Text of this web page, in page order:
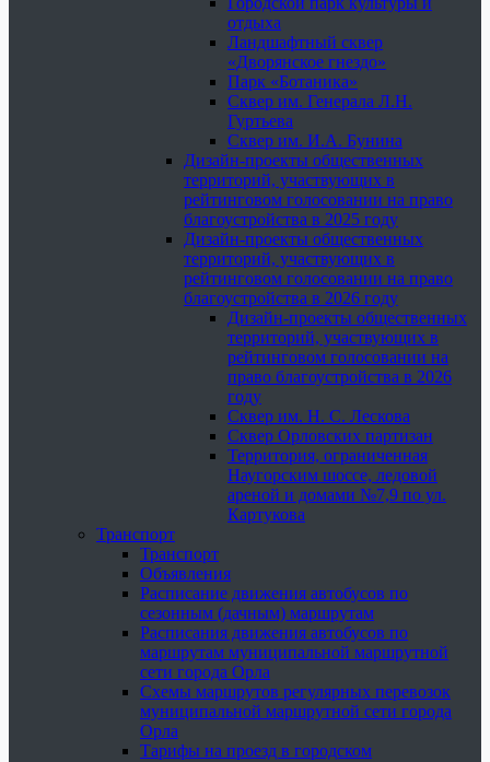
отдыха
Ландшафтный сквер
«Дворянское гнездо»
Парк «Ботаника»
Сквер им. Генерала Л.Н.
Гуртьева
Сквер им. И.А. Бунина
Дизайн-проекты общественных
территорий, участвующих в
рейтинговом голосовании на право
благоустройства в 2025 году
Дизайн-проекты общественных
территорий, участвующих в
рейтинговом голосовании на право
благоустройства в 2026 году
Дизайн-проекты общественных
территорий, участвующих в
рейтинговом голосовании на
право благоустройства в 2026
году
Сквер им. Н. С. Лескова
Сквер Орловских партизан
Территория, ограниченная
Наугорским шоссе, ледовой
ареной и домами №7,9 по ул.
Картукова
Транспорт
Транспорт
Объявления
Расписание движения автобусов по
сезонным (дачным) маршрутам
Расписания движения автобусов по
маршрутам муниципальной маршрутной
сети города Орла
Схемы маршрутов регулярных перевозок
муниципальной маршрутной сети города
Орла
Тарифы на проезд в городском